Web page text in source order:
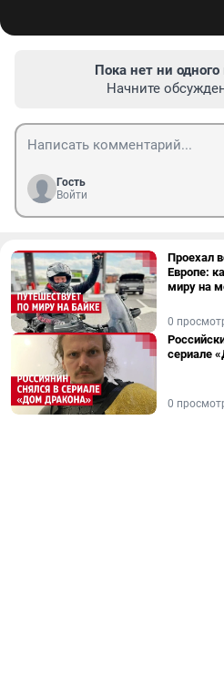
Пока нет ни
Начните
Гость
Войти
Проехал
Европе:
миру на
0
сериале
0